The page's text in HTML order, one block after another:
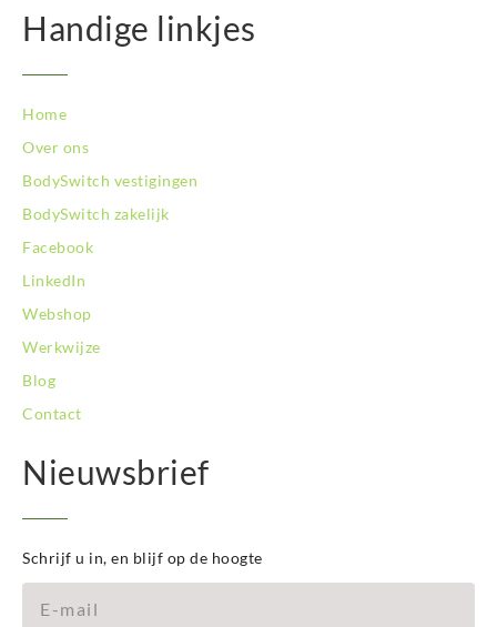
BodySwitch Zaandam
BodySwitch Zeist
BodySwitch Zoetermeer
BodySwitch Zwolle
Handige linkjes
Home
Over ons
BodySwitch vestigingen
BodySwitch zakelijk
Facebook
LinkedIn
Webshop
Werkwijze
Blog
Contact
Nieuwsbrief
Schrijf u in, en blijf op de hoogte